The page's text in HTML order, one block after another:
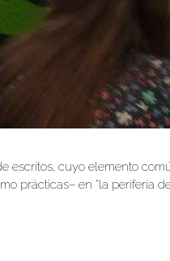
cuyo elemento
prácticas– en “la periferia